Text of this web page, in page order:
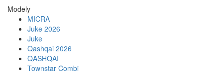
Modely
MICRA
Juke 2026
Juke
Qashqai 2026
QASHQAI
Townstar Combi